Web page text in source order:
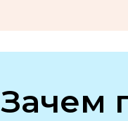
Зачем